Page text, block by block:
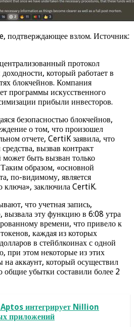
подтверждающее взлом. Источник:
протокол
который работает в
блокчейнов. Компания
программы искусственного
прибыли инвесторов.
безопасностью блокчейнов,
о том, что произошел
отчете, CertiK заявила, что
вызвав контракт
быть вызван только
образом, «основной
по-видимому, является
ключа», заключила CertiK.
что учетная запись,
эту функцию в 6:08 утра
времени, что привело к
каждая из которых
в стейблкоинах с одной
при этом некоторые из этих
аккаунт, который осуществил
общие убытки составили более 2
интегрирует Nillion
приложений